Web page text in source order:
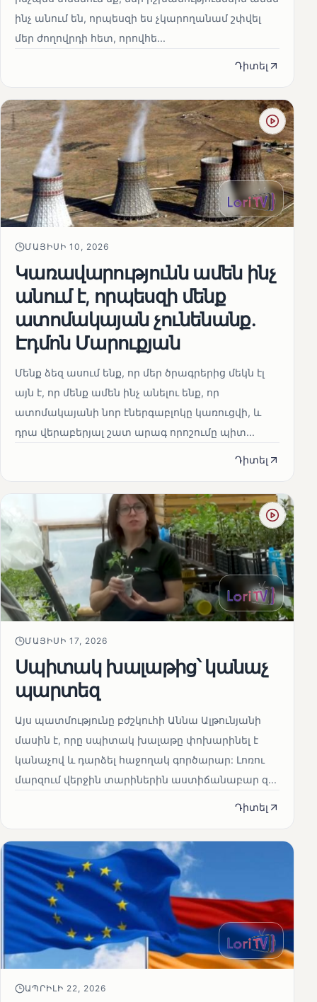
ինչ անում են, որպեսզի ես չկարողանամ շփվել
մեր ժողովրդի հետ, որովհե...
Դիտել
ՄԱՅԻՍԻ 10, 2026
Կառավարությունն ամեն ինչ
անում է, որպեսզի մենք
ատոմակայան չունենանք․
Էդմոն Մարուքյան
Մենք ձեզ ասում ենք, որ մեր ծրագրերից մեկն էլ
այն է, որ մենք ամեն ինչ անելու ենք, որ
ատոմակայանի նոր էներգաբլոկը կառուցվի, և
դրա վերաբերյալ շատ արագ որոշումը պիտ...
Դիտել
ՄԱՅԻՍԻ 17, 2026
Սպիտակ խալաթից՝ կանաչ
պարտեզ
Այս պատմությունը բժշկուհի Աննա Ալթունյանի
մասին է, որը սպիտակ խալաթը փոխարինել է
կանաչով և դարձել հաջողակ գործարար: Լոռու
մարզում վերջին տարիներին աստիճանաբար զ...
Դիտել
ԱՊՐԻԼԻ 22, 2026